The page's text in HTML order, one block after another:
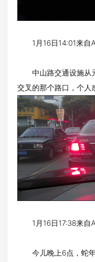
1月16日14:01来自
中山路交通设施从
交叉的那个路口，个
1月16日17:38来自
今儿晚上6点，蛇年